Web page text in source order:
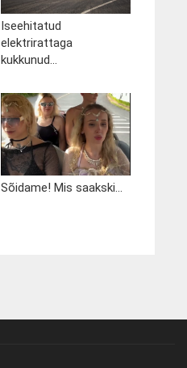
Iseehitatud
elektrirattaga
kukkunud...
Sõidame! Mis saakski...